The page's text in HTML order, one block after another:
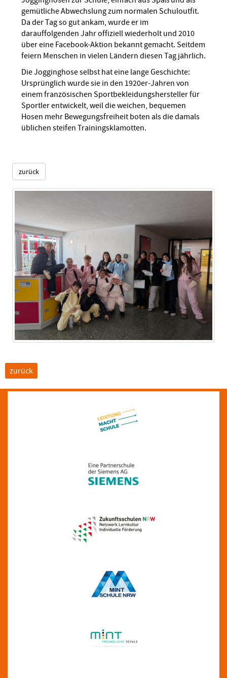
gemütliche Abwechslung zum normalen Schuloutfit.
Da der Tag so gut ankam, wurde er im
darauffolgenden Jahr offiziell wiederholt und 2010
über eine Facebook-Aktion bekannt gemacht. Seitdem
feiern Menschen in vielen Ländern diesen Tag jährlich.
Die Jogginghose selbst hat eine lange Geschichte:
Ursprünglich wurde sie in den 1920er-Jahren von
einem französischen Sportbekleidungshersteller für
Sportler entwickelt, weil die weichen, bequemen
Hosen mehr Bewegungsfreiheit boten als die damals
üblichen steifen Trainingsklamotten.
zurück
zurück